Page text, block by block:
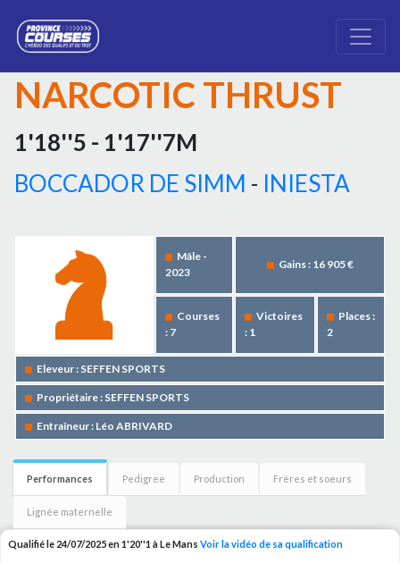
NARCOTIC THRUST
1'18''5 - 1'17''7M
BOCCADOR DE SIMM - INIESTA
Mâle -
2023
Gains : 16 905 €
Courses
: 7
Victoires
: 1
Places :
2
Eleveur : SEFFEN SPORTS
Propriétaire : SEFFEN SPORTS
Entraîneur : Léo ABRIVARD
Performances Pedigree Production Frères et soeurs
Lignée maternelle
Qualifié le 24/07/2025 en 1'20''1 à Le Mans Voir la vidéo de sa qualification